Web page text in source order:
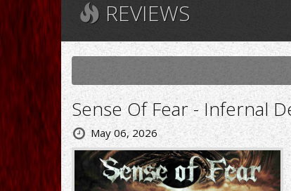
REVIEWS
Sense Of Fear - Infernal
May 06, 2026